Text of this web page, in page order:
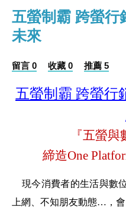
五螢制霸 跨螢行
未來
留言 0 收藏 0 推薦 5
五螢制霸 跨螢行
『五螢
締造One
現今消費者的生活與數
上網、不知朋友動態…，